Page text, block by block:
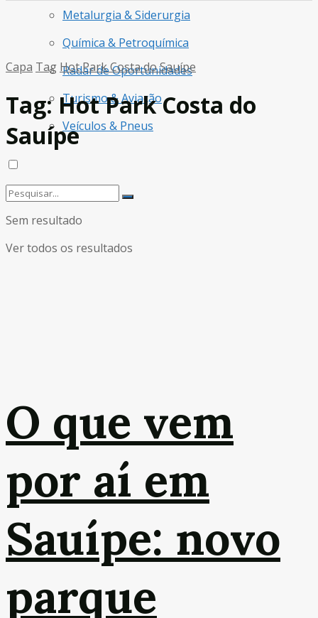
Metalurgia & Siderurgia
Química & Petroquímica
Radar de Oportunidades
Turismo & Aviação
Veículos & Pneus
Sem resultado
Ver todos os resultados
Capa Tag Hot Park Costa do Sauípe
Tag:Hot Park Costa do
Sauípe
O que vem
por aí em
Sauípe: novo
parque